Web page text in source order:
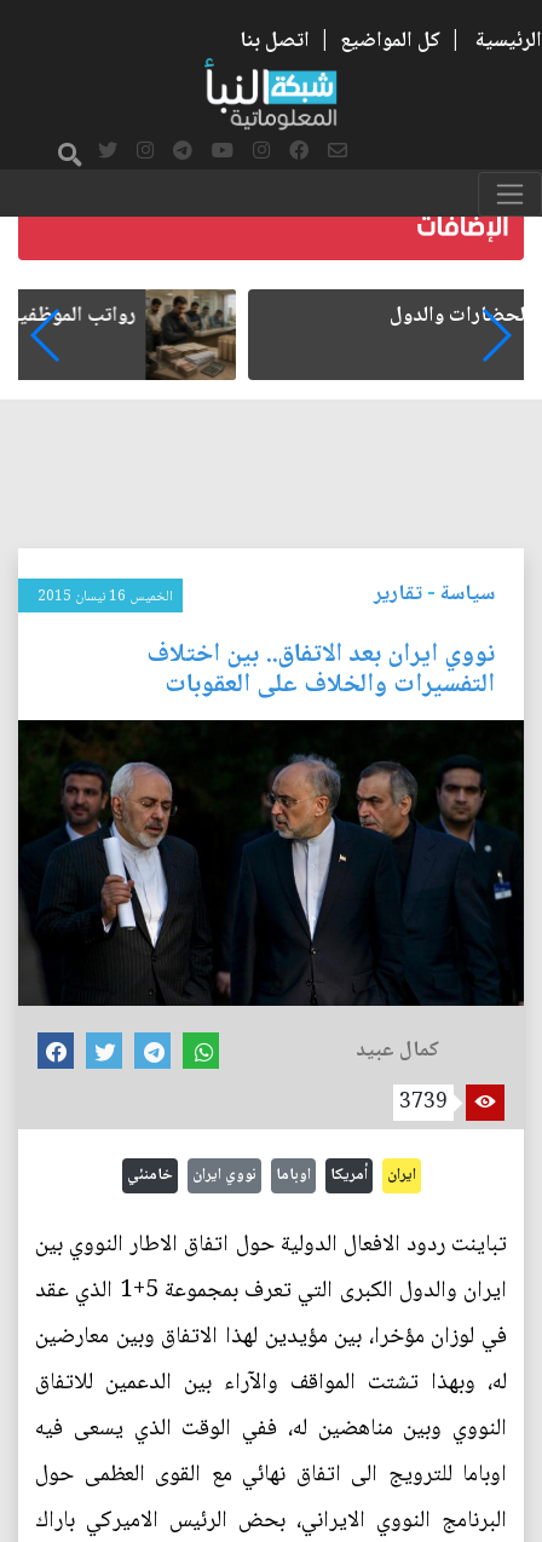
الرئيسية | كل المواضيع | اتصل بنا
رواتب الموظفين على صفيح ساخن
سياسة-تقارير الخميس 16 نيسان 2015
نووي ايران بعد الاتفاق.. بين اختلاف
التفسيرات والخلاف على العقوبات
كمال عبيد
3739
ايران أمريكا اوباما نووي ايران خامنئي
تباينت ردود الافعال الدولية حول اتفاق الاطار النووي بين
ايران والدول الكبرى التي تعرف بمجموعة 5+1 الذي عقد
في لوزان مؤخرا، بين مؤيدين لهذا الاتفاق وبين معارضين
له، وبهذا تشتت المواقف والآراء بين الدعمين للاتفاق
النووي وبين مناهضين له، ففي الوقت الذي يسعى فيه
اوباما للترويج الى اتفاق نهائي مع القوى العظمى حول
البرنامج النووي الايراني، بحض الرئيس الاميركي باراك